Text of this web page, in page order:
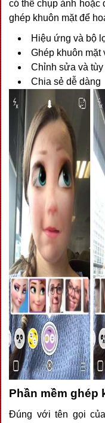
có thể chụp ảnh hoặc
ghép khuôn mặt để
Hiệu ứng và bộ
Ghép khuôn
Chỉnh sửa và tùy
Chia sẻ dễ dàng
Phần mềm ghép
Đúng với tên gọi